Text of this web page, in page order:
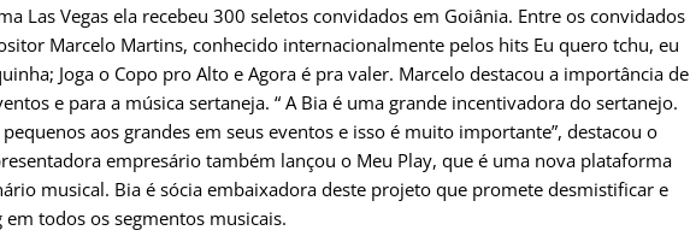
Las Vegas ela recebeu 300 seletos convidados em Goiânia. Entre os convidados
Marcelo Martins, conhecido internacionalmente pelos hits Eu quero tchu, eu
Joga o Copo pro Alto e Agora é pra valer. Marcelo destacou a importância de
e para a música sertaneja. “ A Bia é uma grande incentivadora do sertanejo.
pequenos aos grandes em seus eventos e isso é muito importante”, destacou o
empresário também lançou o Meu Play, que é uma nova plataforma
musical. Bia é sócia embaixadora deste projeto que promete desmistificar e
todos os segmentos musicais.